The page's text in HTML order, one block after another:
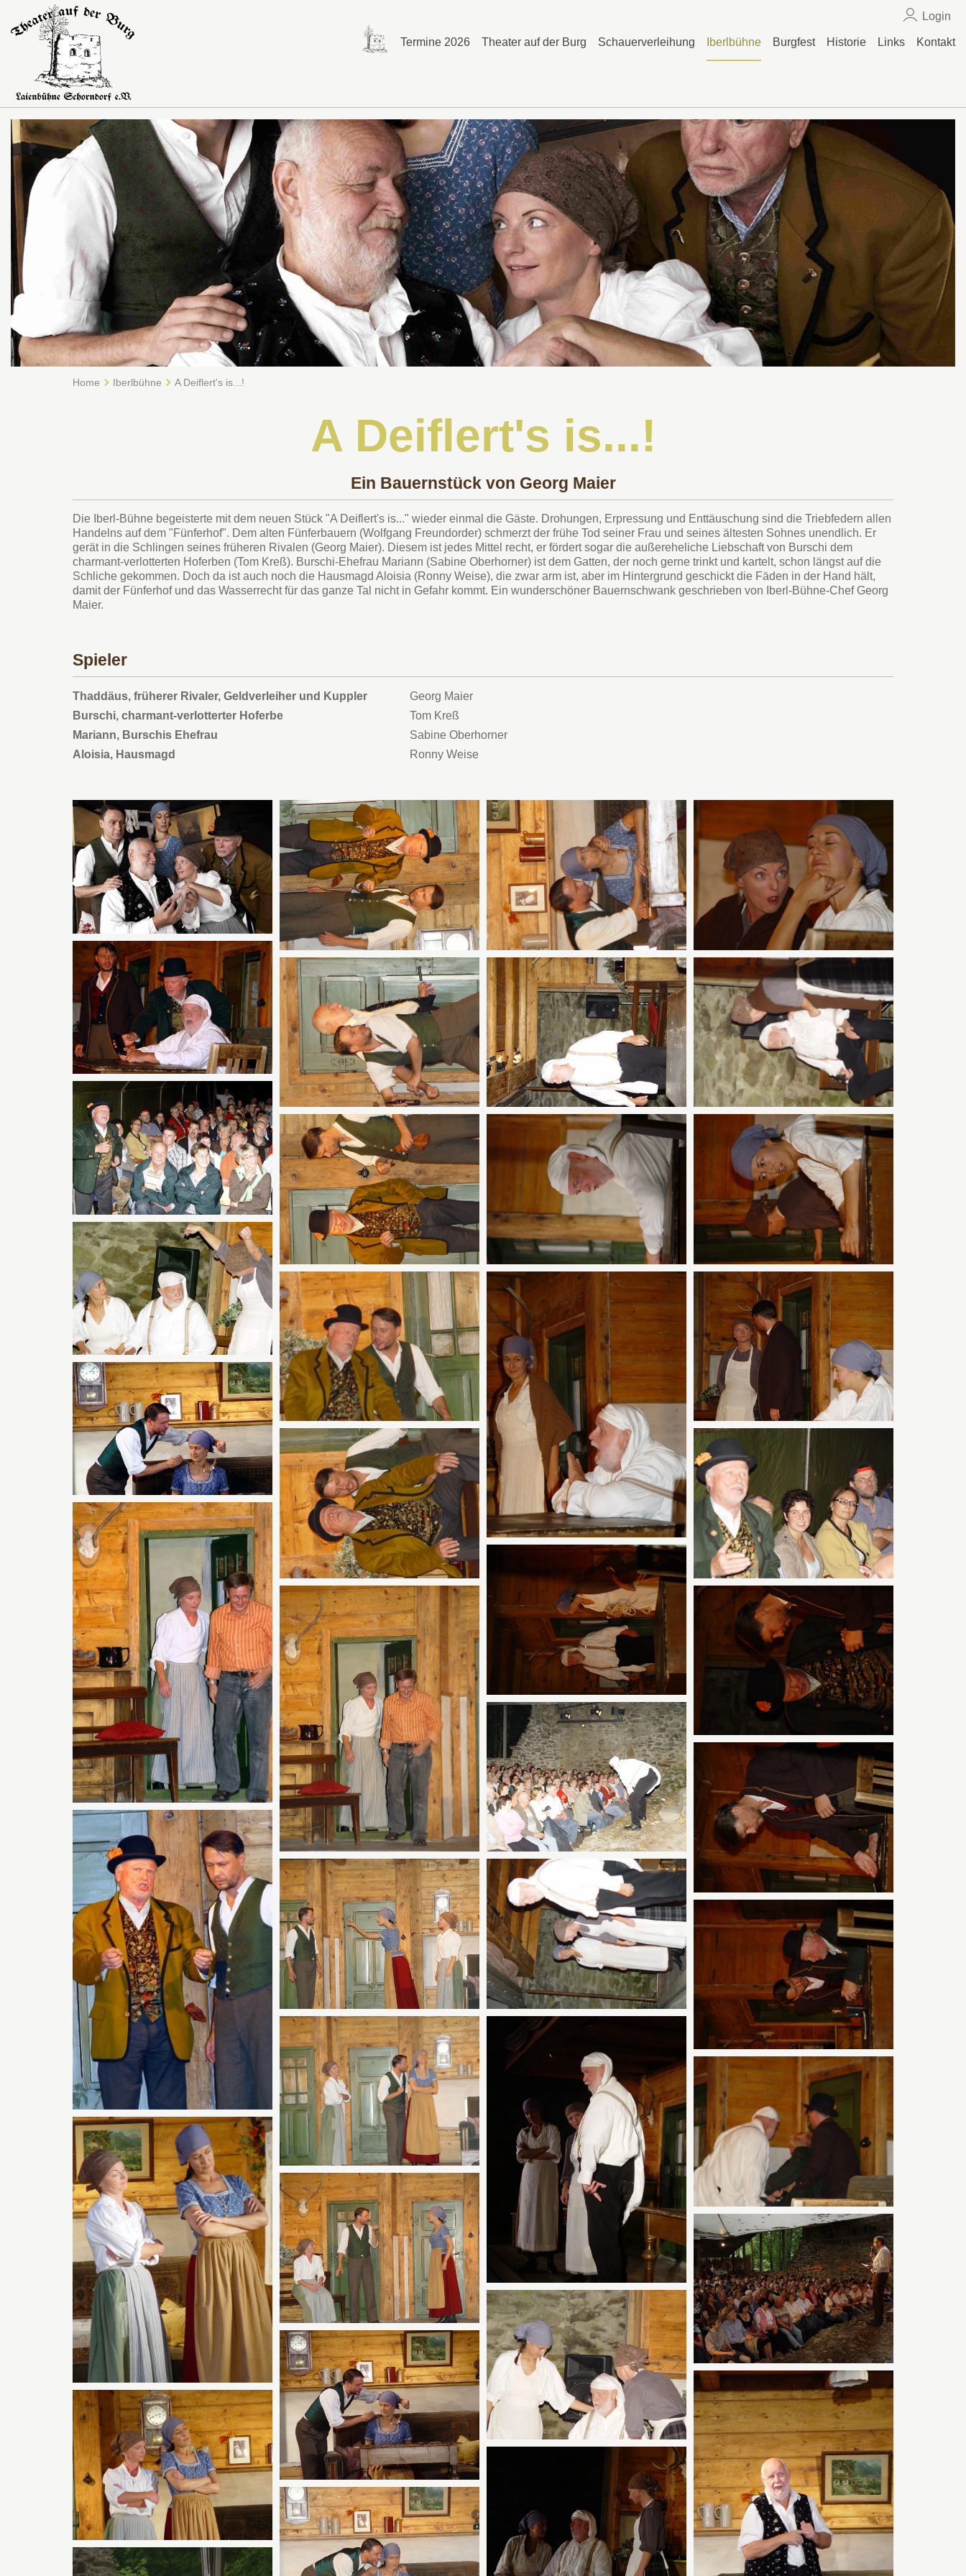
Login
Termine 2026 Theater auf der Burg Schauerverleihung Iberlbühne Burgfest Historie Links Kontakt
Home Iberlbühne A Deiflert's is...!
A Deiflert's is...!
Ein Bauernstück von Georg Maier
Die Iberl-Bühne begeisterte mit dem neuen Stück "A Deiflert's is..." wieder einmal die Gäste. Drohungen, Erpressung und Enttäuschung sind die Triebfedern allen
Handelns auf dem "Fünferhof". Dem alten Fünferbauern (Wolfgang Freundorder) schmerzt der frühe Tod seiner Frau und seines ältesten Sohnes unendlich. Er
gerät in die Schlingen seines früheren Rivalen (Georg Maier). Diesem ist jedes Mittel recht, er fördert sogar die außereheliche Liebschaft von Burschi dem
charmant-verlotterten Hoferben (Tom Kreß). Burschi-Ehefrau Mariann (Sabine Oberhorner) ist dem Gatten, der noch gerne trinkt und kartelt, schon längst auf die
Schliche gekommen. Doch da ist auch noch die Hausmagd Aloisia (Ronny Weise), die zwar arm ist, aber im Hintergrund geschickt die Fäden in der Hand hält,
damit der Fünferhof und das Wasserrecht für das ganze Tal nicht in Gefahr kommt. Ein wunderschöner Bauernschwank geschrieben von Iberl-Bühne-Chef Georg
Maier.
Spieler
Thaddäus, früherer Rivaler, Geldverleiher und Kuppler
Georg Maier
Burschi, charmant-verlotterter Hoferbe
Tom Kreß
Mariann, Burschis Ehefrau
Sabine Oberhorner
Aloisia, Hausmagd
Ronny Weise